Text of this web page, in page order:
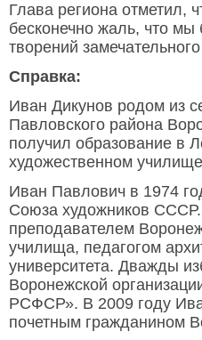
Глава региона отметил,
бесконечно жаль, что
творений
Справка:
Иван Дикунов родом из
Павловского района
получил образование в
художественном
Иван Павлович в 1974
Союза художников
преподавателем
училища, педагогом
университета. Дважды
Воронежской
РСФСР». В 2009 году
почетным гражданином